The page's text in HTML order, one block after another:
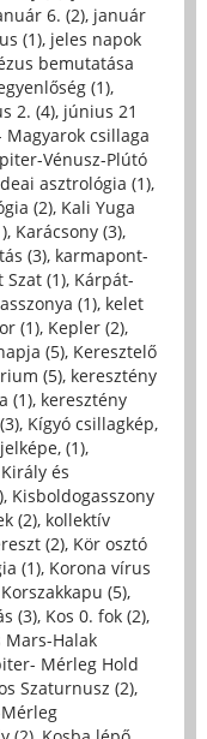
6. (2), január
(1), jeles napok
bemutatása
(1),
2. (4), június 21
Magyarok csillaga
Vénusz-Plútó
asztrológia (1),
(2), Kali Yuga
, Karácsony (3),
(3), karmapont-
(1), Kárpát-
(1), kelet
(1), Kepler (2),
(5), Keresztelő
(5), keresztény
(1), keresztény
, Kígyó csillagkép,
(1),
Király és
, Kisboldogasszony
(2), kollektív
(2), Kör osztó
(1), Korona vírus
Korszakkapu (5),
(3), Kos 0. fok (2),
Mars-Halak
Mérleg Hold
Szaturnusz (2),